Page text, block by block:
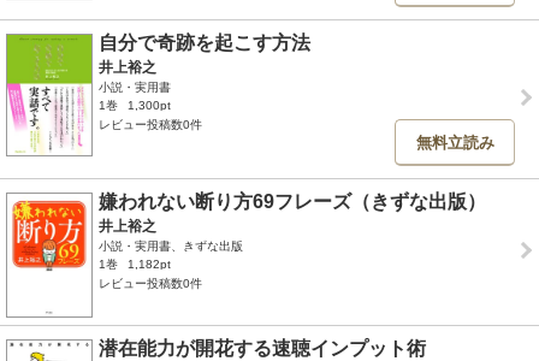
自分で奇跡を起こす方法
井上裕之
小説・実用書
1巻
1,300pt
レビュー投稿数0件
無料立読み
嫌われない断り方69フレーズ（きずな出版）
井上裕之
小説・実用書、きずな出版
1巻
1,182pt
レビュー投稿数0件
潜在能力が開花する速聴インプット術